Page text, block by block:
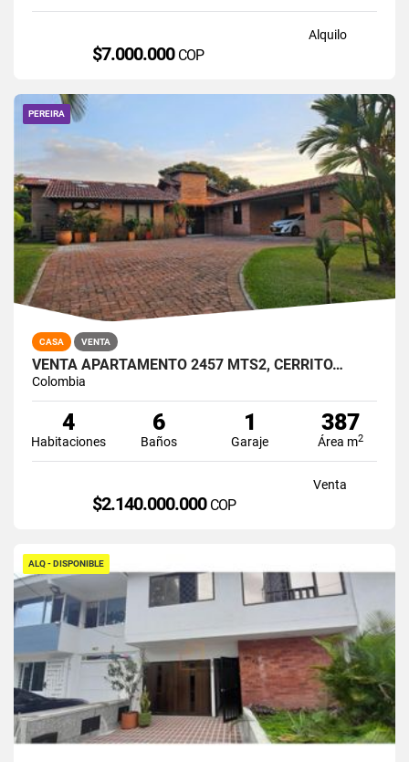
Alquilo
$7.000.000 COP
PEREIRA
CASA VENTA
VENTA APARTAMENTO 2457 MTS2, CERRITO…
Colombia
4
Habitaciones
6
Baños
1
Garaje
387
Área m2
Venta
$2.140.000.000 COP
ALQ - DISPONIBLE